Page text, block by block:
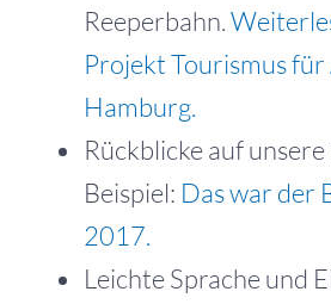
Reeperbahn.
Projekt Tourismus für
Hamburg.
Rückblicke auf
Beispiel: Das war der
2017.
Leichte Sprache und